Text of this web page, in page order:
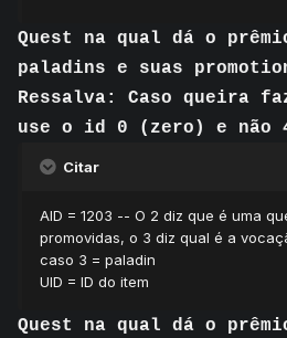
Quest na qual dá o
paladins e suas
Ressalva: Caso queira
use o id 0 (zero) e não
Citar
AID = 1203 -- O 2 diz que é uma
promovidas, o 3 diz qual é a
caso 3 = paladin
UID = ID do item
Quest na qual dá o